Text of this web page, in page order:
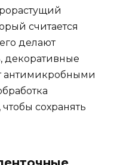
считается
делают
декоративные
антимикробными
сохранять